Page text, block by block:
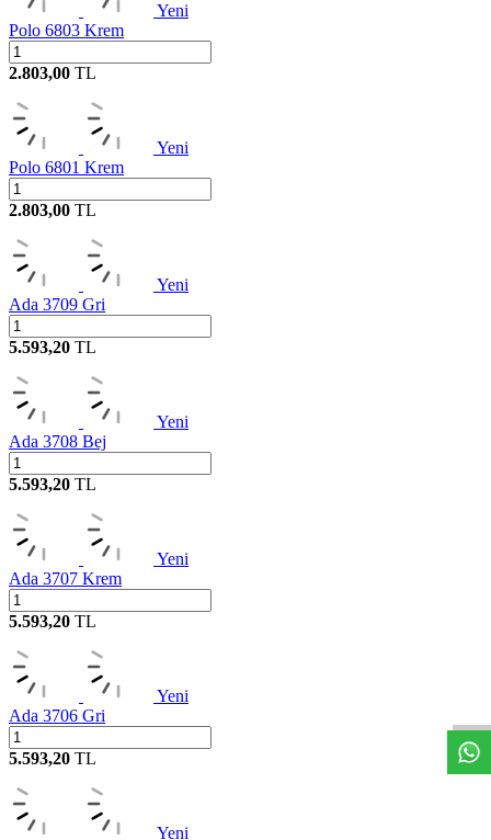
Yeni
Polo 6803 Krem
2.803,00 TL
Yeni
Polo 6801 Krem
2.803,00 TL
Yeni
Ada 3709 Gri
5.593,20 TL
Yeni
Ada 3708 Bej
5.593,20 TL
Yeni
Ada 3707 Krem
5.593,20 TL
Yeni
Ada 3706 Gri
5.593,20 TL
Yeni